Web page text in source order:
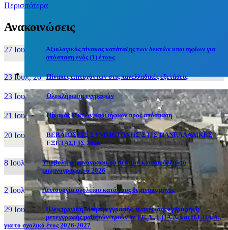
Περισσότερα
Ανακοινώσεις
27 Ιουν, 26
Αξιολογικός πίνακας κατάταξης των δεκτών υποψηφίων για
απόσπαση ενός (1) έτους
23 Ιουλ, 26 Πίνακες επιτυχόντων στις πανελλαδικές εξετάσεις
23 Ιουλ, 26 Ολοκλήρωση εγγραφών
21 Ιουλ, 26 Πίνακας δεκτών υποψήφιων προς απόσπαση
20 Ιουλ, 26
ΒΕΒΑΙΩΣΕΙΣ ΣΥΜΜΕΤΟΧΗΣ ΣΤΙΣ ΠΑΝΕΛΛΑΔΙΚΕΣ
ΕΞΕΤΑΣΕΙΣ 2026
8 Ιουλ, 26
Υποβολή μηχανογραφικού δελτίου και παράλληλου
μηχανογραφικού 2026
2 Ιουλ, 26 Λειτουργία σχολείου κατά τους θερινούς μήνες
29 Ιουν, 26
Ηλεκτρονική Αίτηση εγγραφής, ανανέωσης εγγραφής ή
μετεγγραφής μαθητών/τριών σε ΓΕ.Λ., ΕΠΑ.Λ. και Π.ΕΠΑ.Λ.,
για το σχολικό έτος 2026-2027